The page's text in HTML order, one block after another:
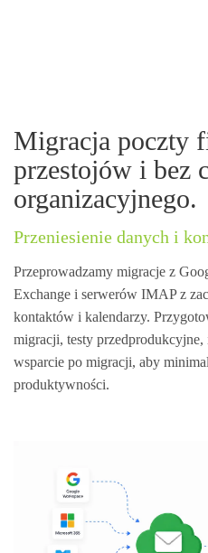
Migracja poczty
przestojów i bez
organizacyjnego.
Przeniesienie danych i
Przeprowadzamy migracje z
Exchange i serwerów IMAP z
kontaktów i kalendarzy.
migracji, testy
wsparcie po migracji, aby
produktywności.